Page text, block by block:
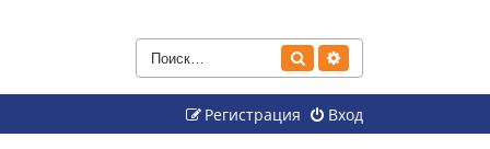
Поиск
Вход
Регистрация